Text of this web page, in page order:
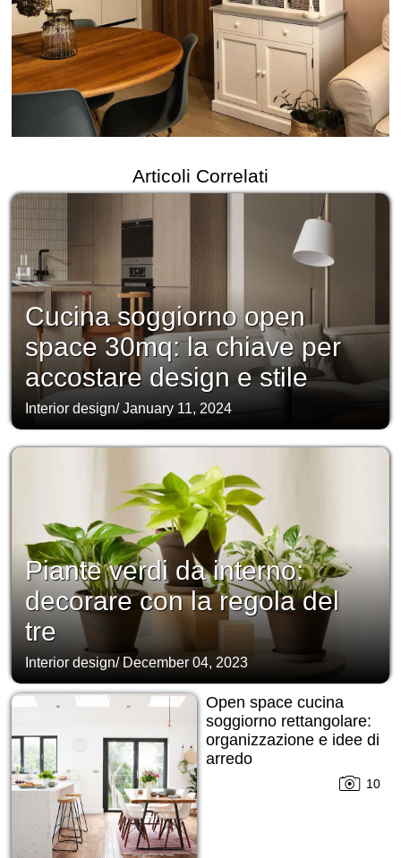
Articoli Correlati
Cucina soggiorno open
space 30mq: la chiave per
accostare design e stile
Interior design/January 11, 2024
Piante verdi da interno:
decorare con la regola del
tre
Interior design/December 04, 2023
Open space cucina
soggiorno rettangolare:
organizzazione e idee di
arredo
10